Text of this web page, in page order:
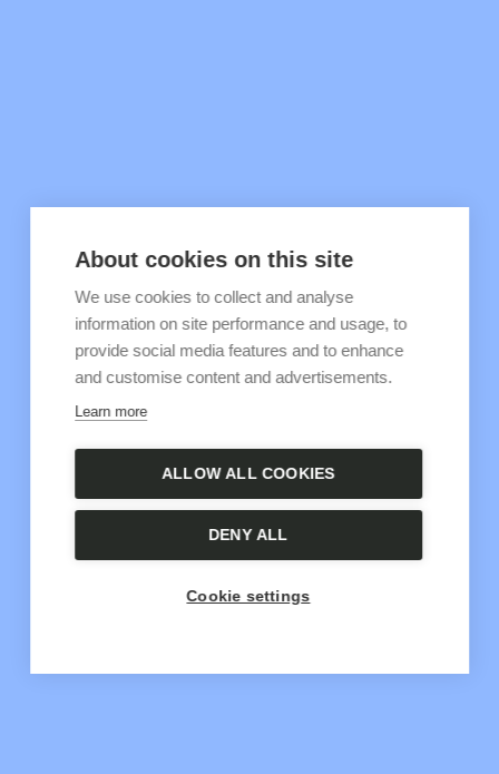
About cookies on this site
We use cookies to collect and analyse
information on site performance and usage, to
provide social media features and to enhance
and customise content and advertisements.
Learn more
ALLOW ALL COOKIES
DENY ALL
Cookie settings